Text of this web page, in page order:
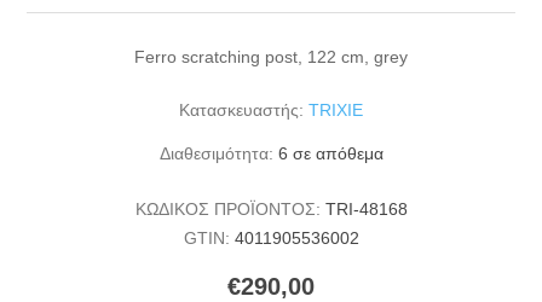
Ferro scratching post, 122 cm, grey
Κατασκευαστής: TRIXIE
Διαθεσιμότητα: 6 σε απόθεμα
ΚΩΔΙΚΟΣ ΠΡΟΪΟΝΤΟΣ: TRI-48168
GTIN: 4011905536002
€290,00